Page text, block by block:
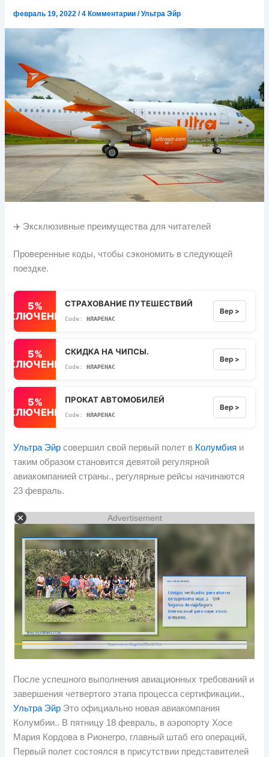
февраль 19, 2022/4 Комментарии /Ультра Эйр
✈️ Эксклюзивные преимущества для читателей
Проверенные коды, чтобы сэкономить в следующей
поездке.
5%
СТРАХОВАНИЕ ПУТЕШЕСТВИЙ
НЛАРЕНАС
Вер >
5%
СКИДКА НА ЧИПСЫ.
НЛАРЕНАС
Вер >
5%
ПРОКАТ АВТОМОБИЛЕЙ
НЛАРЕНАС
Вер >
Ультра Эйр совершил свой первый полет в Колумбия и
таким образом становится девятой регулярной
авиакомпанией страны., регулярные рейсы начинаются
23 февраль.
Advertisement
После успешного выполнения авиационных требований и
завершения четвертого этапа процесса сертификации.,
Ультра Эйр Это официально новая авиакомпания
Колумбии.. В пятницу 18 февраль, в аэропорту Хосе
Мария Кордова в Рионегро, главный штаб его операций,
Первый полет состоялся в присутствии представителей